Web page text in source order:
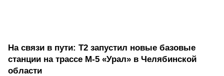
На связи в пути: Т2 запустил новые базовые
станции на трассе М-5 «Урал» в Челябинской
области